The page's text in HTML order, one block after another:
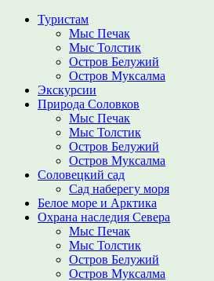
Туристам
Мыс Печак
Мыс Толстик
Остров Белужий
Остров Муксалма
Экскурсии
Природа Соловков
Мыс Печак
Мыс Толстик
Остров Белужий
Остров Муксалма
Соловецкий сад
Сад наберегу моря
Белое море и Арктика
Охрана наследия Севера
Мыс Печак
Мыс Толстик
Остров Белужий
Остров Муксалма